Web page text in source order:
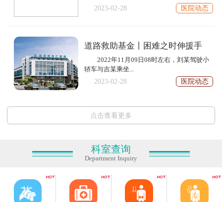
2023-02-28 医院动态
道路救助基金丨困难之时伸援手
2022年11月09日08时左右，刘某驾驶小
轿车与吉某乘坐...
2023-02-28 医院动态
点击查看更多
科室查询
Department Inquiry